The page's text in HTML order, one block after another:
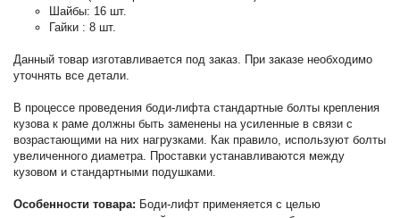
Шайбы: 16 шт.
Гайки : 8 шт.
Данный товар изготавливается под заказ. При заказе необходимо
уточнять все детали.
В процессе проведения боди-лифта стандартные болты крепления
кузова к раме должны быть заменены на усиленные в связи с
возрастающими на них нагрузками. Как правило, используют болты
увеличенного диаметра. Проставки устанавливаются между
кузовом и стандартными подушками.
Особенности товара: Боди-лифт применяется с целью